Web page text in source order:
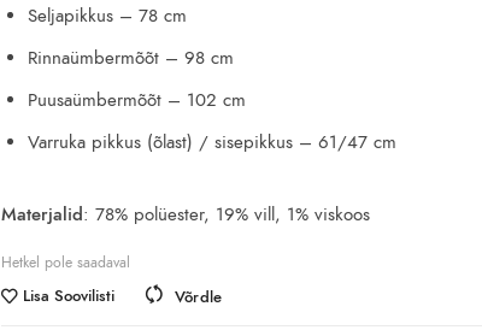
Seljapikkus – 78 cm
Rinnaümbermõõt – 98 cm
Puusaümbermõõt – 102 cm
Varruka pikkus (õlast) / sisepikkus – 61/47 cm
Materjalid: 78% polüester, 19% vill, 1% viskoos
Hetkel pole saadaval
Lisa Soovilisti Võrdle